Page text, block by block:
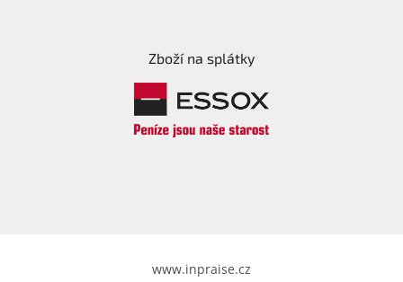
Zboží na splátky
www.inpraise.cz